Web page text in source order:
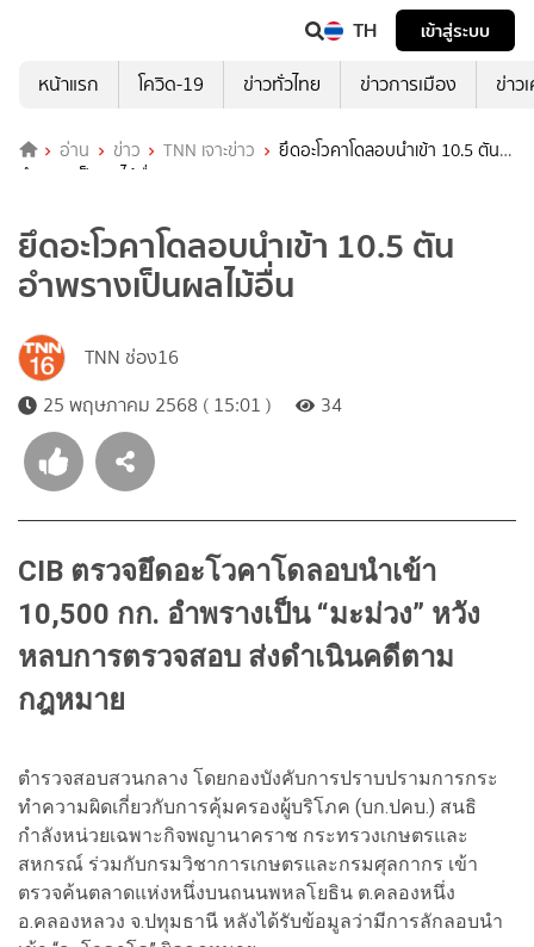
TH
เข้าสู่ระบบ
หน้าแรก
โควิด-19 ข่าวทั่วไทย ข่าวการเมือง ข่าว
อ่าน ข่าว TNN เจาะข่าว
ยึดอะโวคาโดลอบนำเข้า 10.5 ตัน
อำพรางเป็นผลไม้อื่น
ยึดอะโวคาโดลอบนำเข้า 10.5 ตัน
อำพรางเป็นผลไม้อื่น
TNN ช่อง16
25 พฤษภาคม 2568 ( 15:01 )
34
CIB ตรวจยึดอะโวคาโดลอบนำเข้า
10,500 กก. อำพรางเป็น “มะม่วง” หวัง
หลบการตรวจสอบ ส่งดำเนินคดีตาม
กฎหมาย
ตำรวจสอบสวนกลาง โดยกองบังคับการปราบปรามการกระ
ทำความผิดเกี่ยวกับการคุ้มครองผู้บริโภค (บก.ปคบ.) สนธิ
กำลังหน่วยเฉพาะกิจพญานาคราช กระทรวงเกษตรและ
สหกรณ์ ร่วมกับกรมวิชาการเกษตรและกรมศุลกากร เข้า
ตรวจค้นตลาดแห่งหนึ่งบนถนนพหลโยธิน ต.คลองหนึ่ง
อ.คลองหลวง จ.ปทุมธานี หลังได้รับข้อมูลว่ามีการลักลอบนำ